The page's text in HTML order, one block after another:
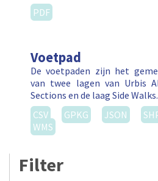
PDF
Voetpad
De voetpaden zijn het
van twee lagen van Urbis
Sections en de laag Side Walks.
CSV
GPKG JSON
WMS
Filter